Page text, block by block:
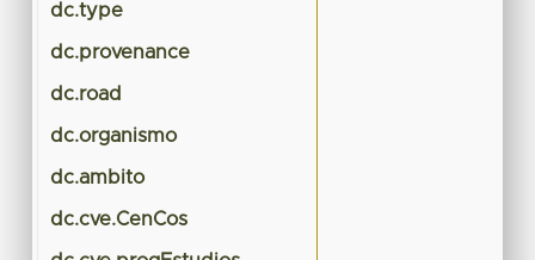
dc.type
dc.provenance
dc.road
dc.organismo
dc.ambito
dc.cve.CenCos